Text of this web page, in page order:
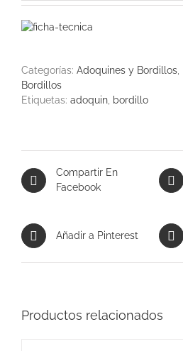
Categorías: Adoquines y Bordillos,
Bordillos
Etiquetas: adoquin, bordillo
Compartir En
Facebook
Añadir a Pinterest
Productos relacionados